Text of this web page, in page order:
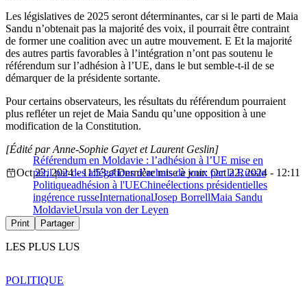
Les législatives de 2025 seront déterminantes, car si le parti de Maia
Sandu n’obtenait pas la majorité des voix, il pourrait être contraint
de former une coalition avec un autre mouvement. E Et la majorité
des autres partis favorables à l’intégration n’ont pas soutenu le
référendum sur l’adhésion à l’UE, dans le but semble-t-il de se
démarquer de la présidente sortante.
Pour certains observateurs, les résultats du référendum pourraient
plus refléter un rejet de Maia Sandu qu’une opposition à une
modification de la Constitution.
Référendum en Moldavie : l’adhésion à l’UE mise en
péril par des allégations d’achats de voix par la Russie
[Édité par Anne-Sophie Gayet et Laurent Geslin]
Oct 22, 2024 - 11:53
Dernière mise à jour: Oct 22, 2024 - 12:11
Politiqueadhésion à l'UEChineélections présidentielles
ingérence russeInternationalJosep BorrellMaia Sandu
MoldavieUrsula von der Leyen
Print Partager
LES PLUS LUS
POLITIQUE